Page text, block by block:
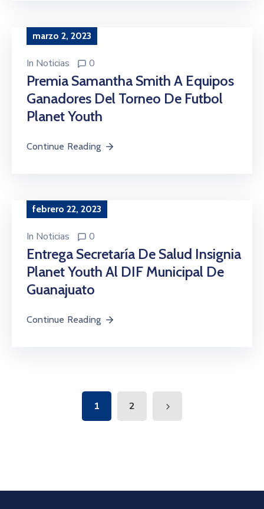
marzo 2, 2023
In Noticias 0
Premia Samantha Smith A Equipos
Ganadores Del Torneo De Futbol
Planet Youth
Continue Reading
febrero 22, 2023
In Noticias 0
Entrega Secretaría De Salud Insignia
Planet Youth Al DIF Municipal De
Guanajuato
Continue Reading
1 2